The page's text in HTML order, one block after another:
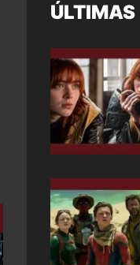
ÚLTIMAS